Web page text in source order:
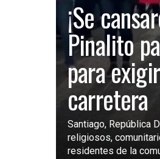
¡Se
Pinalito
para
carretera
Santiago, República
religiosos,
residentes de la